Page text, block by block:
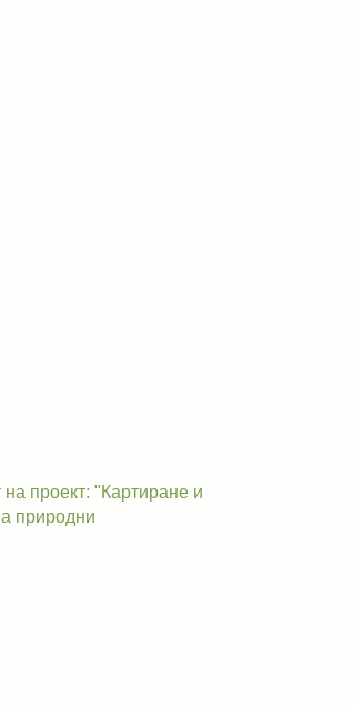
проект: "Картиране и
природни